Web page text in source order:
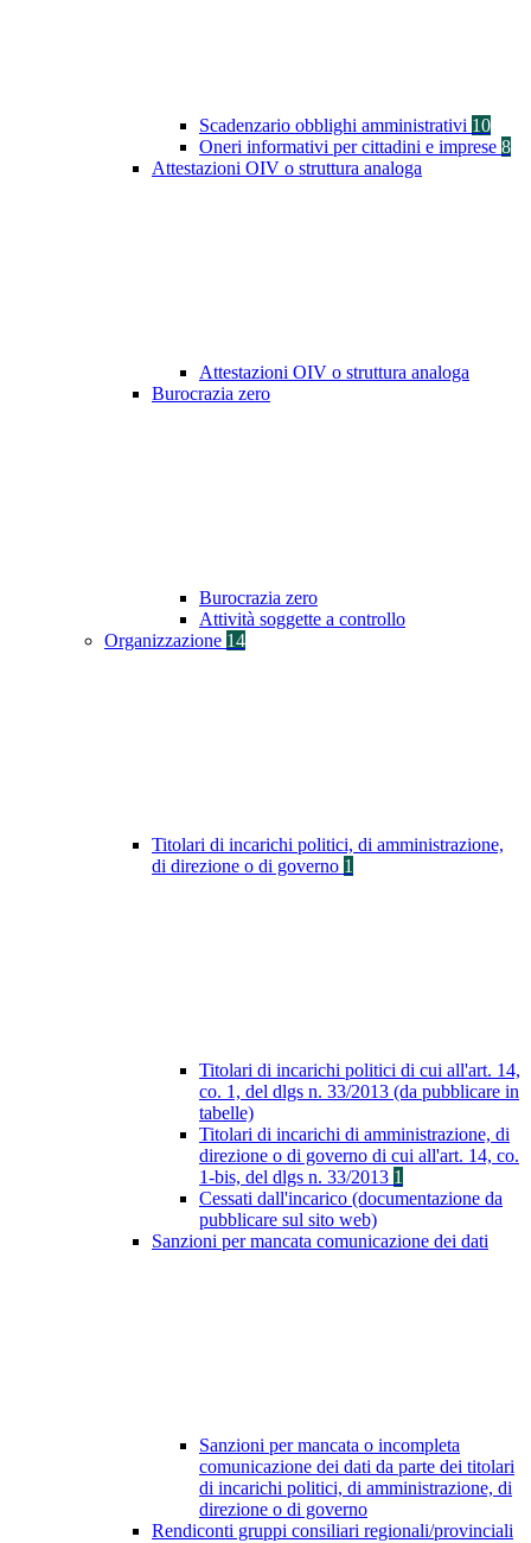
Scadenzario obblighi amministrativi 10
Oneri informativi per cittadini e imprese 8
Attestazioni OIV o struttura analoga
Attestazioni OIV o struttura analoga
Burocrazia zero
Burocrazia zero
Attività soggette a controllo
Organizzazione 14
Titolari di incarichi politici, di amministrazione,
di direzione o di governo 1
Titolari di incarichi politici di cui all'art. 14,
co. 1, del dlgs n. 33/2013 (da pubblicare in
tabelle)
Titolari di incarichi di amministrazione, di
direzione o di governo di cui all'art. 14, co.
1-bis, del dlgs n. 33/2013 1
Cessati dall'incarico (documentazione da
pubblicare sul sito web)
Sanzioni per mancata comunicazione dei dati
Sanzioni per mancata o incompleta
comunicazione dei dati da parte dei titolari
di incarichi politici, di amministrazione, di
direzione o di governo
Rendiconti gruppi consiliari regionali/provinciali